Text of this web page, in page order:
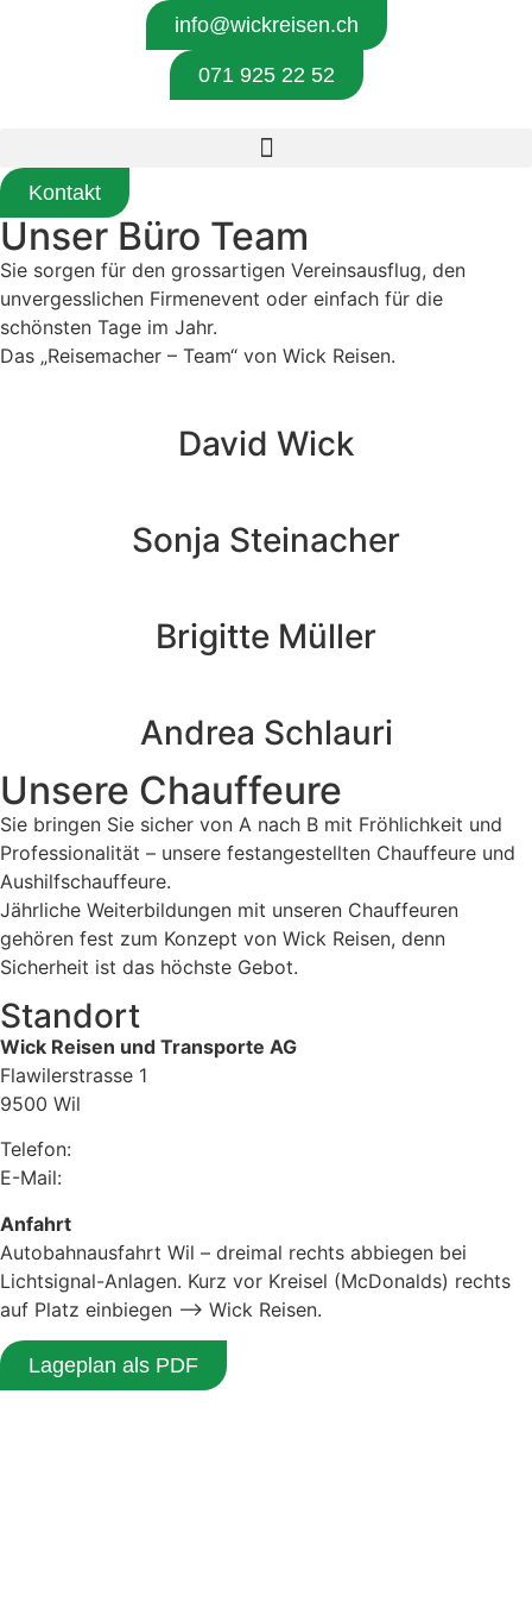
info@wickreisen.ch
071 925 22 52
Kontakt
Unser Büro Team
Sie sorgen für den grossartigen Vereinsausflug, den
unvergesslichen Firmenevent oder einfach für die
schönsten Tage im Jahr.
Das „Reisemacher – Team“ von Wick Reisen.
David Wick
Sonja Steinacher
Brigitte Müller
Andrea Schlauri
Unsere Chauffeure
Sie bringen Sie sicher von A nach B mit Fröhlichkeit und
Professionalität – unsere festangestellten Chauffeure und
Aushilfschauffeure.
Jährliche Weiterbildungen mit unseren Chauffeuren
gehören fest zum Konzept von Wick Reisen, denn
Sicherheit ist das höchste Gebot.
Standort
Wick Reisen und Transporte AG
Flawilerstrasse 1
9500 Wil
Telefon:
E-Mail:
Anfahrt
Autobahnausfahrt Wil – dreimal rechts abbiegen bei
Lichtsignal-Anlagen. Kurz vor Kreisel (McDonalds) rechts
auf Platz einbiegen –> Wick Reisen.
Lageplan als PDF